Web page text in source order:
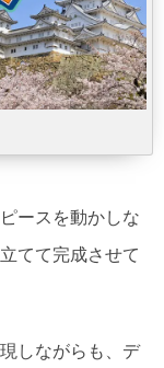
ースを動かしな
てて完成させて
しながらも、デ